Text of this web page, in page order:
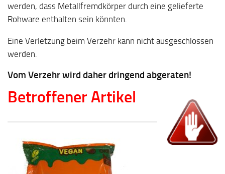
werden, dass Metallfremdkörper durch eine gelieferte
Rohware enthalten sein könnten.
Eine Verletzung beim Verzehr kann nicht ausgeschlossen
werden.
Vom Verzehr wird daher dringend abgeraten!
Betroffener Artikel